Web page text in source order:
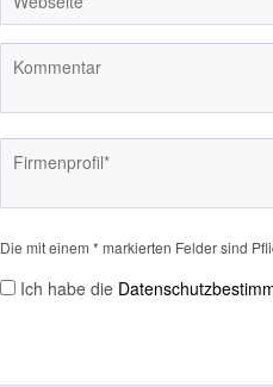
Die mit einem * markierten Felder sind
Ich habe die